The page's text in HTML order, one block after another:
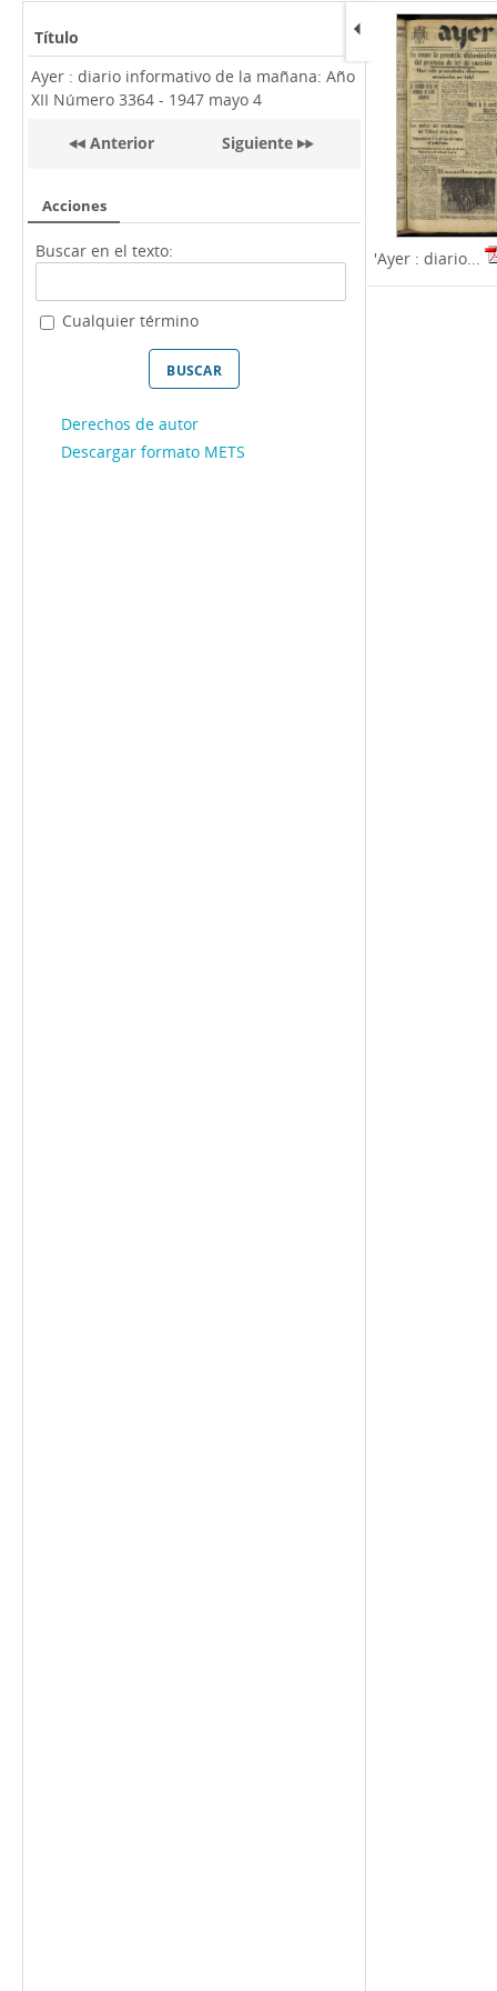
Título
Ayer : diario informativo de la mañana: Año
XII Número 3364 - 1947 mayo 4
Anterior Siguiente
Acciones
Buscar en el texto:
Cualquier término
Derechos de autor
Descargar formato METS
'Ayer : diario...